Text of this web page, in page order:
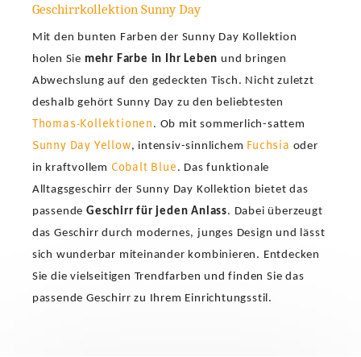
Geschirrkollektion Sunny Day
Mit den bunten Farben der Sunny Day Kollektion
holen Sie mehr Farbe in Ihr Leben und bringen
Abwechslung auf den gedeckten Tisch. Nicht zuletzt
deshalb gehört Sunny Day zu den beliebtesten
Thomas-Kollektionen . Ob mit sommerlich-sattem
Sunny Day Yellow, intensiv-sinnlichem Fuchsia oder
in kraftvollem Cobalt Blue . Das funktionale
Alltagsgeschirr der Sunny Day Kollektion bietet das
passendeGeschirr für jeden Anlass. Dabei überzeugt
das Geschirr durch modernes, junges Design und lässt
sich wunderbar miteinander kombinieren. Entdecken
Sie die vielseitigen Trendfarben und finden Sie das
passende Geschirr zu Ihrem Einrichtungsstil.